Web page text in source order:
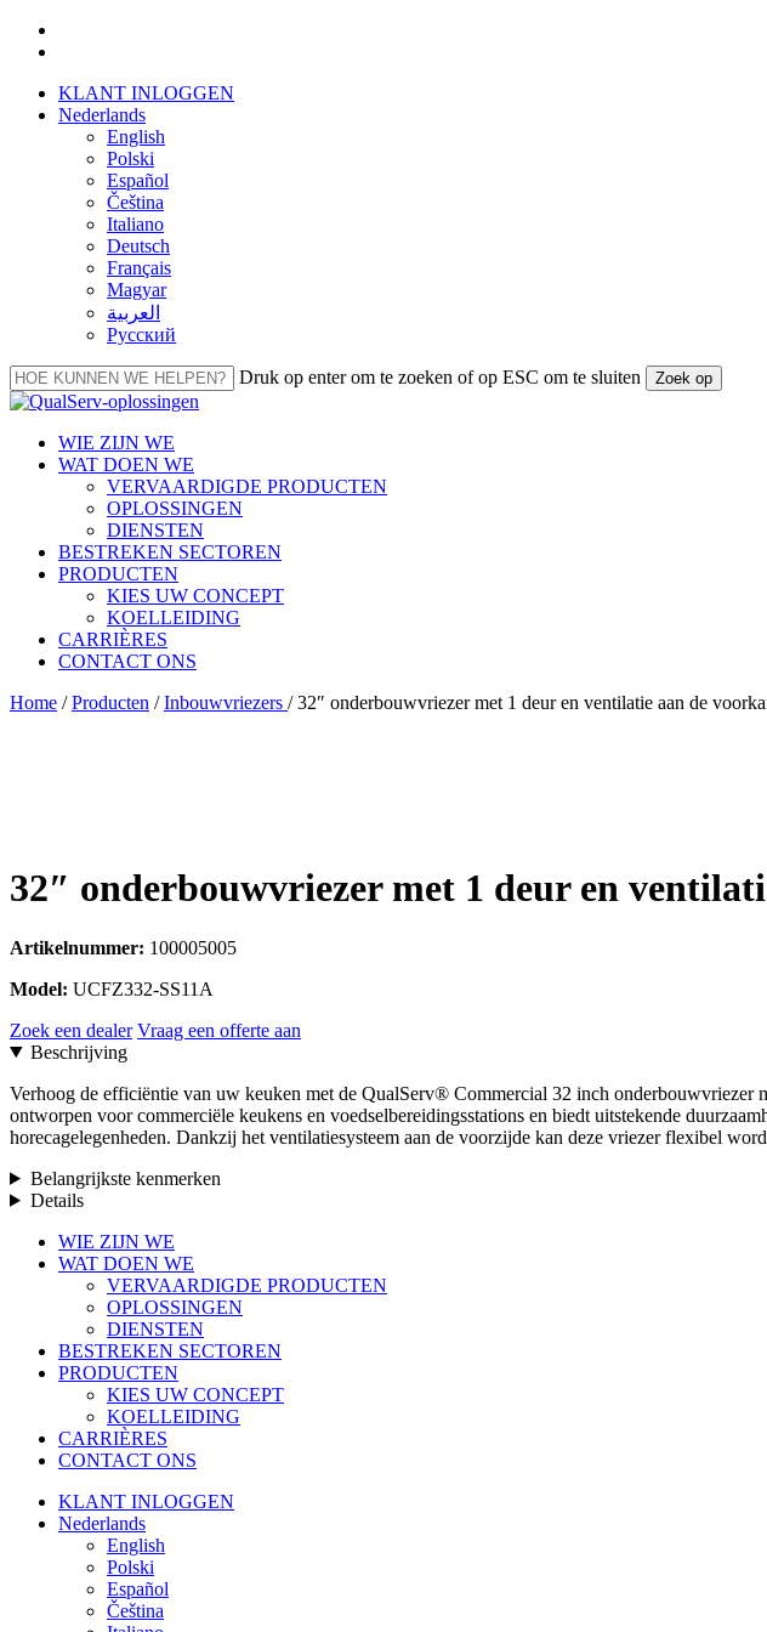
Overslaan
naar
KLANT INLOGGEN
Nederlands
English
Polski
Español
Čeština
Italiano
Deutsch
Français
Magyar
العربية‏
Русский
Druk op enter om te zoeken of op ESC om te sluiten Zoek op
Sluiten
Menu
WIE ZIJN WE
WAT DOEN WE
VERVAARDIGDE PRODUCTEN
OPLOSSINGEN
DIENSTEN
BESTREKEN SECTOREN
PRODUCTEN
KIES UW CONCEPT
KOELLEIDING
CARRIÈRES
CONTACT ONS
Home / Producten / Inbouwvriezers / 32″ onderbouwvriezer met 1 deur en ventilatie aan de
32″ onderbouwvriezer met 1 deur en
Artikelnummer: 100005005
Model: UCFZ332-SS11A
Zoek een dealer Vraag een offerte aan
Beschrijving
Verhoog de efficiëntie van uw keuken met de QualServ® Commercial 32 inch
ontworpen voor commerciële keukens en voedselbereidingsstations en biedt uitstekende
horecagelegenheden. Dankzij het ventilatiesysteem aan de voorzijde kan deze vriezer flexibel
Belangrijkste kenmerken
Details
Menu
sluiten
WIE ZIJN WE
WAT DOEN WE
VERVAARDIGDE PRODUCTEN
OPLOSSINGEN
DIENSTEN
BESTREKEN SECTOREN
PRODUCTEN
KIES UW CONCEPT
KOELLEIDING
CARRIÈRES
CONTACT ONS
KLANT INLOGGEN
Nederlands
English
Polski
Español
Čeština